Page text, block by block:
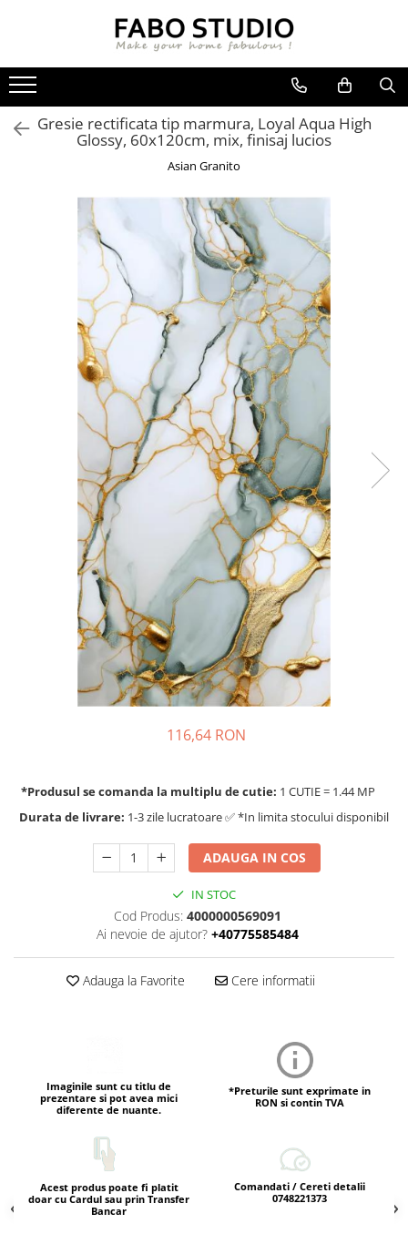
GRESIE INTERIOR
GRESIE EXTERIOR
GRESIE EXTERIOR 2 CM
GRESIE XXL - LASTRE
TREPTE DIN GRESIE
FAIANTA
PIESE DECORATIVE
CANAPELE
CUIEREGresie rectificata tip marmura, Loyal Aqua High
Glossy, 60x120cm, mix, finisaj lucios
Asian Granito
116,64 RON
*Produsul se comanda la multiplu de cutie: 1 CUTIE = 1.44 MP
Durata de livrare: 1-3 zile lucratoare ✅ *In limita stocului disponibil
ADAUGA IN COS
IN STOC
Cod Produs: 4000000569091
Ai nevoie de ajutor? +40775585484
Adauga la Favorite Cere informatii
Imaginile sunt cu titlu de
prezentare si pot avea mici
diferente de nuante.
*Preturile sunt exprimate in
RON si contin TVA
Acest produs poate fi platit
doar cu Cardul sau prin Transfer
Bancar
Comandati / Cereti detalii
0748221373